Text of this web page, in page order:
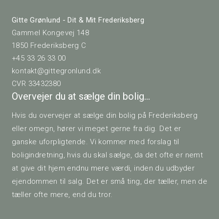
Gitte Grønlund - Dit & Mit Frederiksberg
Gammel Kongevej 148
1850 Frederiksberg C
+45 33 26 33 00
kontakt@gittegronlund.dk
CVR 33432380
Overvejer du at sælge din bolig…
Hvis du overvejer at sælge din bolig på Frederiksberg
eller omegn, hører vi meget gerne fra dig. Det er
ganske uforpligtende. Vi kommer med forslag til
boligindretning, hvis du skal sælge, da det ofte er nemt
at give dit hjem endnu mere værdi, inden du udbyder
ejendommen til salg. Det er små ting, der tæller, men de
tæller ofte mere, end du tror.